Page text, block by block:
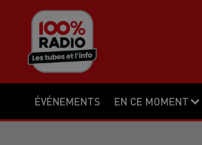
ÉVÉNEMENTS EN CE MOMENT